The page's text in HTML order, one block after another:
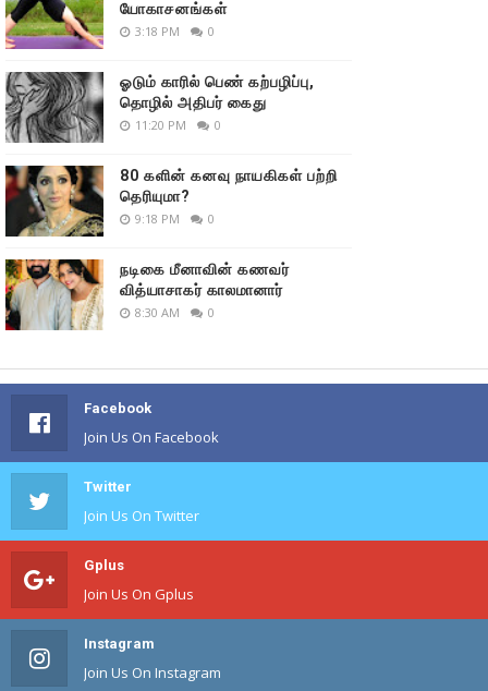
யோகாசனங்கள்
3:18 PM 0
ஓடும் காரில் பெண் கற்பழிப்பு,
தொழில் அதிபர் கைது
11:20 PM 0
80 களின் கனவு நாயகிகள் பற்றி
தெரியுமா?
9:18 PM 0
நடிகை மீனாவின் கணவர்
வித்யாசாகர் காலமானார்
8:30 AM 0
Facebook
Join Us On Facebook
Twitter
Join Us On Twitter
Gplus
Join Us On Gplus
Instagram
Join Us On Instagram